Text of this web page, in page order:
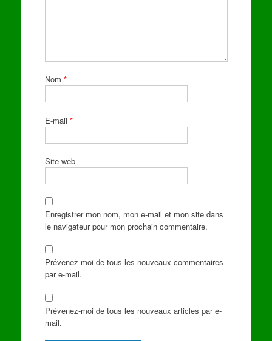
Nom *
E-mail *
Site web
Enregistrer mon nom, mon e-mail et mon site dans
le navigateur pour mon prochain commentaire.
Prévenez-moi de tous les nouveaux commentaires
par e-mail.
Prévenez-moi de tous les nouveaux articles par e-
mail.